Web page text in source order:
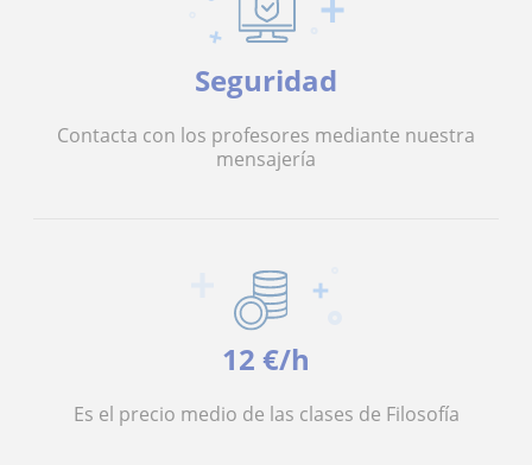
Seguridad
Contacta con los profesores mediante nuestra
mensajería
12 €/h
Es el precio medio de las clases de Filosofía